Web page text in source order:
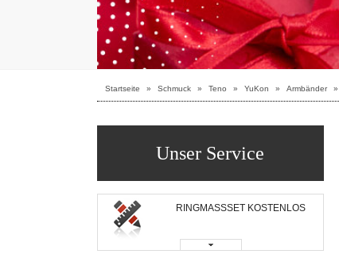
Startseite » Schmuck » Teno » YuKon » Armbänder »
Unser Service
RINGMASSSET KOSTENLOS